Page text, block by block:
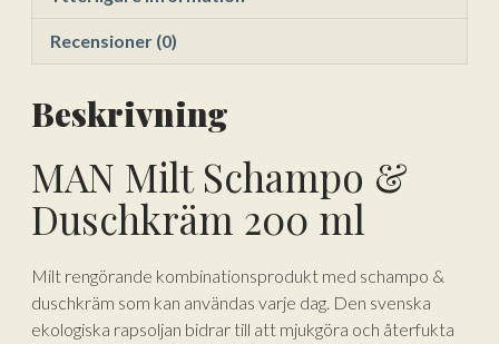
Recensioner (0)
Beskrivning
MAN Milt Schampo &
Duschkräm 200 ml
Milt rengörande kombinationsprodukt med schampo &
duschkräm som kan användas varje dag. Den svenska
ekologiska rapsoljan bidrar till att mjukgöra och återfukta